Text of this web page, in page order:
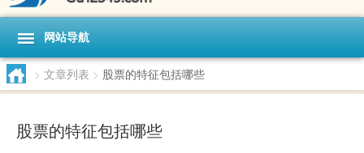
网站导航
> 文章列表 > 股票的特征包括哪些
股票的特征包括哪些